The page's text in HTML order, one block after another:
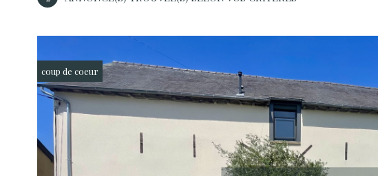
coup de coeur